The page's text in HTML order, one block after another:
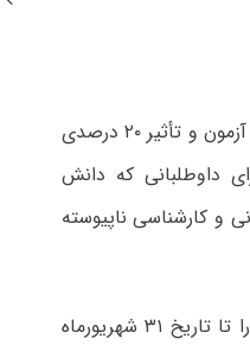
نمره نهایی لازم برای قبولی بر اساس تأثیر ۸۰ درصدی میانگین دروس حاصل از آزمون و تأثیر ۲۰ درصدی
داوطلبانی که دانش
و کارشناسی ناپیوسته
دانشجویان سال آخر باید میانگین نمرات واحدهای درسی گذرانده شده خود را تا تاریخ ۳۱ شهریورماه